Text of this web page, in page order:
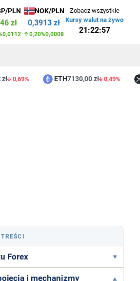
PLN
zł
0,0112
NOK/PLN
0,3913 zł
0,20%0,0008
Zobacz wszystkie
Kursy walut na żywo
21:22:57
0,69% ETH7130,00 zł 0,49%
Forex
i mechanizmy